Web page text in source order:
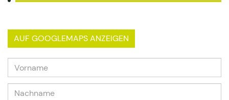
AUF GOOGLEMAPS ANZEIGEN